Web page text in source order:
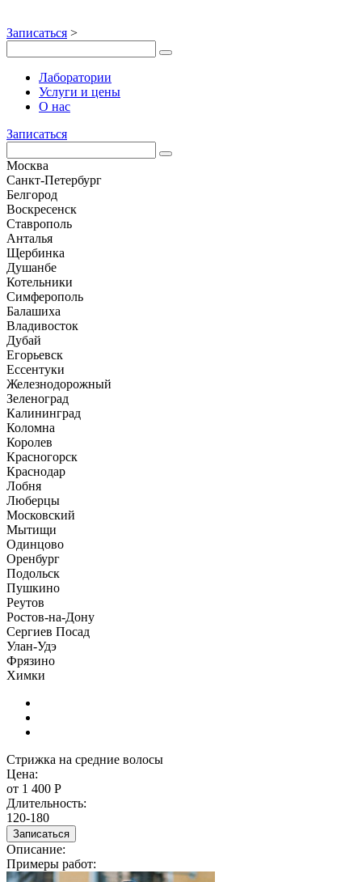
Записаться >
Лаборатории
Услуги и цены
О нас
Записаться
Москва
Санкт-Петербург
Белгород
Воскресенск
Ставрополь
Анталья
Щербинка
Душанбе
Котельники
Симферополь
Балашиха
Владивосток
Дубай
Егорьевск
Ессентуки
Железнодорожный
Зеленоград
Калининград
Коломна
Королев
Красногорск
Краснодар
Лобня
Люберцы
Московский
Мытищи
Одинцово
Оренбург
Подольск
Пушкино
Реутов
Ростов-на-Дону
Сергиев Посад
Улан-Удэ
Фрязино
Химки
Стрижка на средние волосы
Цена:
от 1 400 Р
Длительность:
120-180
Записаться
Описание:
Примеры работ: